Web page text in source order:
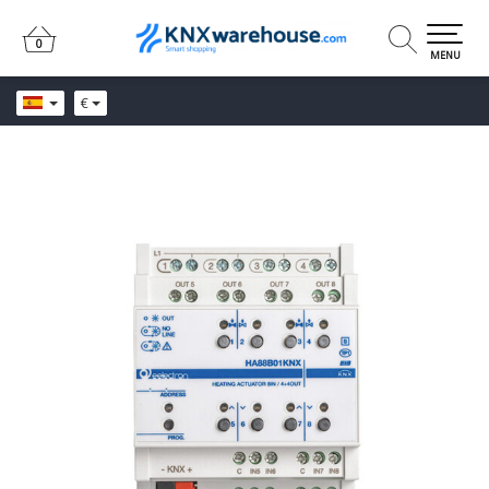
€
0
0
MENU